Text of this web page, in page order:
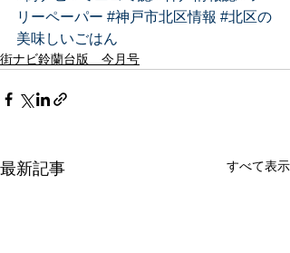
リーペーパー #神戸市北区情報 #北区の
美味しいごはん
街ナビ鈴蘭台版 今月号
最新記事 すべて表示